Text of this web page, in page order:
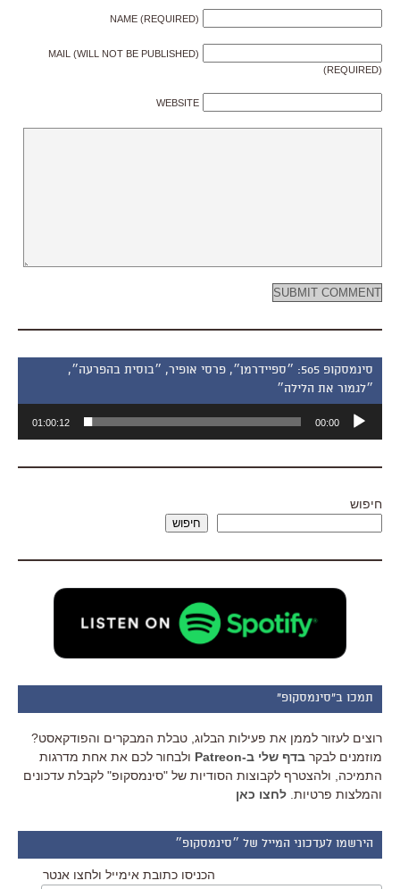
NAME (REQUIRED)
MAIL (WILL NOT BE PUBLISHED)
(REQUIRED)
WEBSITE
סינמסקופ 505: ״ספיידרמן״, פרסי אופיר, ״בוסית בהפרעה״,
״לגמור את הלילה״
אודיו
00:00
01:00:12
חיפוש
חיפוש
תמכו ב"סינמסקופ"
רוצים לעזור לממן את פעילות הבלוג, טבלת המבקרים והפודקאסט?
מוזמנים לבקר בדף שלי ב-Patreon
ולבחור לכם את אחת מדרגות
התמיכה, ולהצטרף לקבוצות הסודיות של "סינמסקופ" לקבלת עדכונים
והמלצות פרטיות. לחצו כאן
הירשמו לעדכוני המייל של ״סינמסקופ״
הכניסו כתובת אימייל ולחצו אנטר